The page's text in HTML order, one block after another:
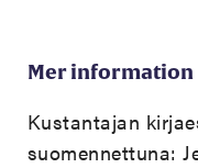
Mer information
Kustantajan
suomennettuna: